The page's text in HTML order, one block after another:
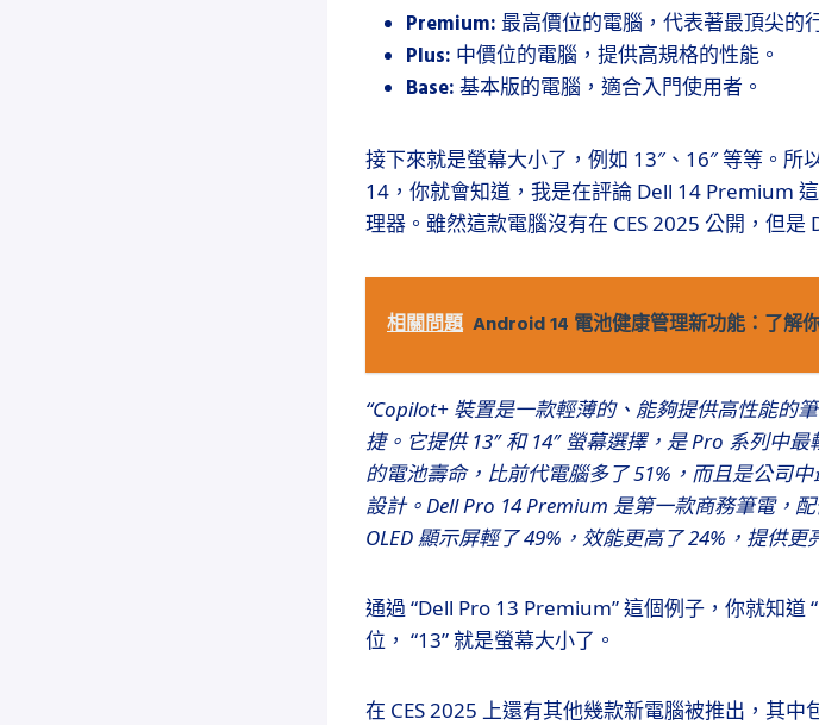
Premium: 最高價位的電腦，代表著最頂尖的
Plus: 中價位的電腦，提供高規格的性能。
Base: 基本版的電腦，適合入門使用者。
接下來就是螢幕大小了，例如 13″、16″ 等等。所
14，你就會知道，我是在評論 Dell 14 Premium
理器。雖然這款電腦沒有在 CES 2025 公開，但
相關問題 Android 14 電池健康管理新功能：了解
“Copilot+ 裝置是一款輕薄的、能夠提供高性能的
捷。它提供 13″ 和 14″ 螢幕選擇，是 Pro 系列中
的電池壽命，比前代電腦多了 51%，而且是公司
設計。Dell Pro 14 Premium 是第一款商務筆電，
OLED 顯示屏輕了 49%，效能更高了 24%，提供
通過 “Dell Pro 13 Premium” 這個例子，你就知道
位， “13” 就是螢幕大小了。
在 CES 2025 上還有其他幾款新電腦被推出，其